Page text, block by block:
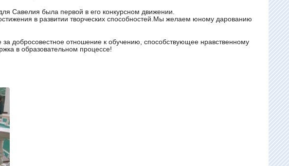
Савелия была первой в его конкурсном движении.
в развитии творческих способностей.Мы желаем юному дарованию
добросовестное отношение к обучению, способствующее нравственному
в образовательном процессе!